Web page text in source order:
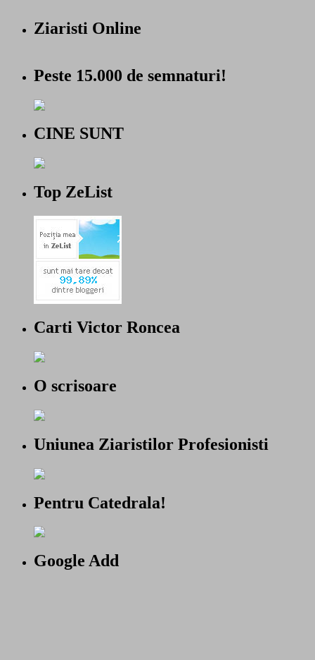
Ziaristi Online
Peste 15.000 de semnaturi!
CINE SUNT
Top ZeList
Carti Victor Roncea
O scrisoare
Uniunea Ziaristilor Profesionisti
Pentru Catedrala!
Google Add